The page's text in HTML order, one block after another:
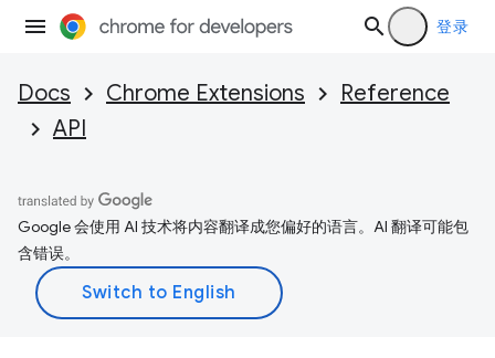
登录
Docs Chrome Extensions
Reference
API
Google 会使用 AI 技术将内容翻译成您偏好的语言。AI 翻译可能包
含错误。